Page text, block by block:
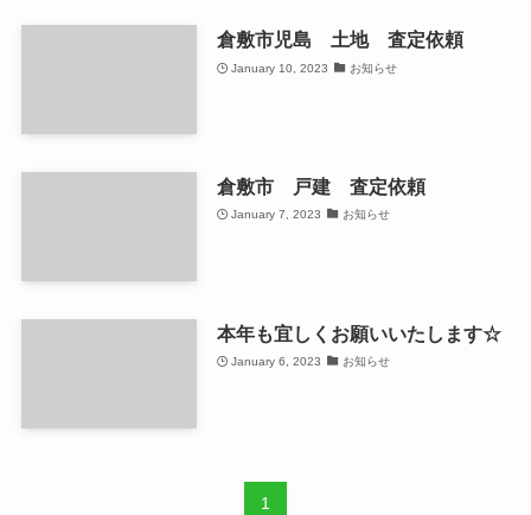
倉敷市児島 土地 査定依頼
January 10, 2023 お知らせ
倉敷市 戸建 査定依頼
January 7, 2023 お知らせ
本年も宜しくお願いいたします☆
January 6, 2023 お知らせ
1